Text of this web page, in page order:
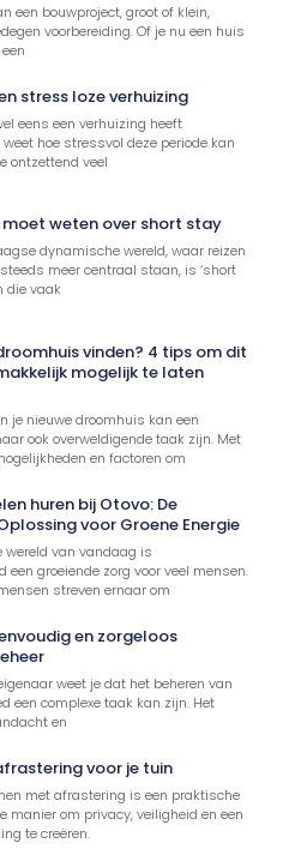
een bouwproject, groot of klein,
voorbereiding. Of je nu een huis
stress loze verhuizing
eens een verhuizing heeft
hoe stressvol deze periode kan
ontzettend veel
weten over short stay
dynamische wereld, waar reizen
meer centraal staan, is ‘short
die vaak
vinden? 4 tips om dit
mogelijk te laten
je nieuwe droomhuis kan een
ook overweldigende taak zijn. Met
en factoren om
huren bij Otovo: De
voor Groene Energie
wereld van vandaag is
een groeiende zorg voor veel mensen.
streven ernaar om
en zorgeloos
weet je dat het beheren van
een complexe taak kan zijn. Het
en
voor je tuin
met afrastering is een praktische
manier om privacy, veiligheid en een
te creëren.